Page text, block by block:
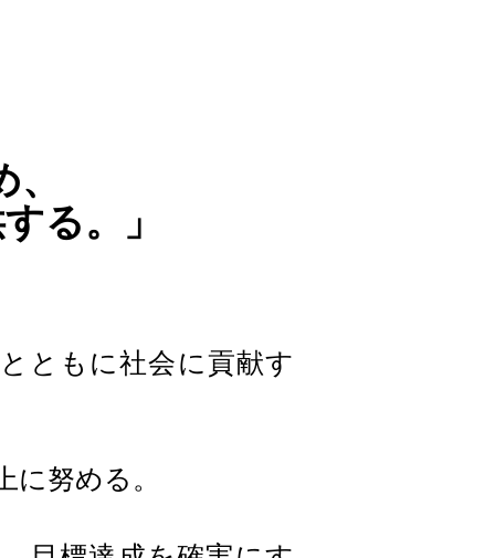
る。」
もに社会に貢献す
努める。